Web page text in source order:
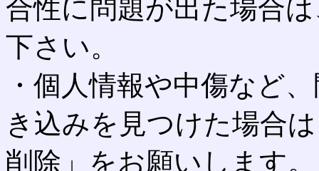
合性に問題が出た場合
下さい。
・個人情報や中傷など
き込みを見つけた場合
削除」をお願いします。